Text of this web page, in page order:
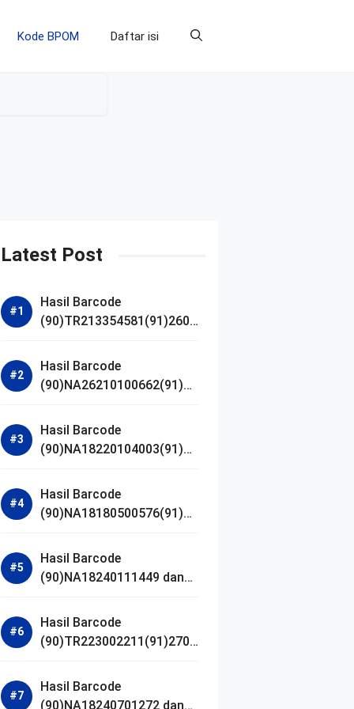
Kode BPOM Daftar isi
Latest Post
Hasil Barcode
(90)TR213354581(91)2607
Hasil Barcode
(90)NA26210100662(91)24
Hasil Barcode
(90)NA18220104003(91)25
Hasil Barcode
(90)NA18180500576(91)21
Hasil Barcode
(90)NA18240111449 dan
Hasil Barcode
(90)TR223002211(91)2701
Hasil Barcode
(90)NA18240701272 dan